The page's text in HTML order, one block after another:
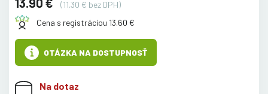
(11.30 € bez DPH)
Cena s registráciou 13.60 €
OTÁZKA NA DOSTUPNOSŤ
Na dotaz